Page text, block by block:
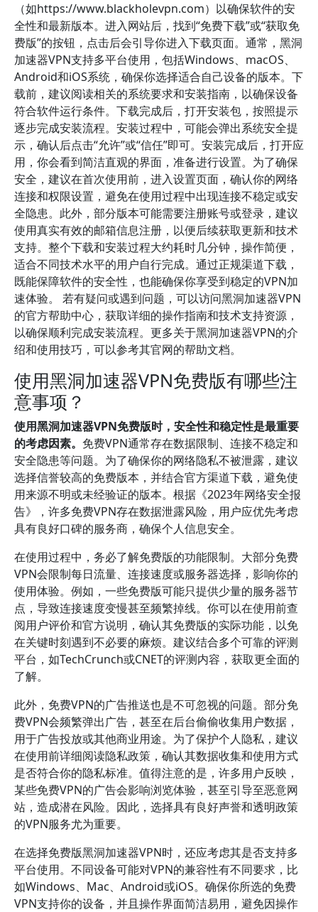
（如https://www.blackholevpn.com）以确保软件的安
全性和最新版本。进入网站后，找到“免费下载”或“获取免
费版”的按钮，点击后会引导你进入下载页面。通常，黑洞
加速器VPN支持多平台使用，包括Windows、macOS、
Android和iOS系统，确保你选择适合自己设备的版本。下
载前，建议阅读相关的系统要求和安装指南，以确保设备
符合软件运行条件。下载完成后，打开安装包，按照提示
逐步完成安装流程。安装过程中，可能会弹出系统安全提
示，确认后点击“允许”或“信任”即可。安装完成后，打开应
用，你会看到简洁直观的界面，准备进行设置。为了确保
安全，建议在首次使用前，进入设置页面，确认你的网络
连接和权限设置，避免在使用过程中出现连接不稳定或安
全隐患。此外，部分版本可能需要注册账号或登录，建议
使用真实有效的邮箱信息注册，以便后续获取更新和技术
支持。整个下载和安装过程大约耗时几分钟，操作简便，
适合不同技术水平的用户自行完成。通过正规渠道下载，
既能保障软件的安全性，也能确保你享受到稳定的VPN加
速体验。 若有疑问或遇到问题，可以访问黑洞加速器VPN
的官方帮助中心，获取详细的操作指南和技术支持资源，
以确保顺利完成安装流程。更多关于黑洞加速器VPN的介
绍和使用技巧，可以参考其官网的帮助文档。
使用黑洞加速器VPN免费版有哪些注
意事项？
使用黑洞加速器VPN免费版时，安全性和稳定性是最重要
的考虑因素。 免费VPN通常存在数据限制、连接不稳定和
安全隐患等问题。为了确保你的网络隐私不被泄露，建议
选择信誉较高的免费版本，并结合官方渠道下载，避免使
用来源不明或未经验证的版本。根据《2023年网络安全报
告》，许多免费VPN存在数据泄露风险，用户应优先考虑
具有良好口碑的服务商，确保个人信息安全。
在使用过程中，务必了解免费版的功能限制。大部分免费
VPN会限制每日流量、连接速度或服务器选择，影响你的
使用体验。例如，一些免费版可能只提供少量的服务器节
点，导致连接速度变慢甚至频繁掉线。你可以在使用前查
阅用户评价和官方说明，确认其免费版的实际功能，以免
在关键时刻遇到不必要的麻烦。建议结合多个可靠的评测
平台，如TechCrunch或CNET的评测内容，获取更全面的
了解。
此外，免费VPN的广告推送也是不可忽视的问题。部分免
费VPN会频繁弹出广告，甚至在后台偷偷收集用户数据，
用于广告投放或其他商业用途。为了保护个人隐私，建议
在使用前详细阅读隐私政策，确认其数据收集和使用方式
是否符合你的隐私标准。值得注意的是，许多用户反映，
某些免费VPN的广告会影响浏览体验，甚至引导至恶意网
站，造成潜在风险。因此，选择具有良好声誉和透明政策
的VPN服务尤为重要。
在选择免费版黑洞加速器VPN时，还应考虑其是否支持多
平台使用。不同设备可能对VPN的兼容性有不同要求，比
如Windows、Mac、Android或iOS。确保你所选的免费
VPN支持你的设备，并且操作界面简洁易用，避免因操作